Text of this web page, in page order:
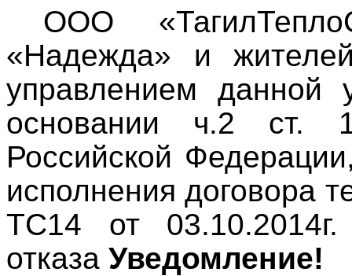
ООО
«Надежда» и
управлением данной
основании ч.2 ст.
Российской
исполнения договора
ТС14 от 03.10.2014г.
отказа Уведомление!